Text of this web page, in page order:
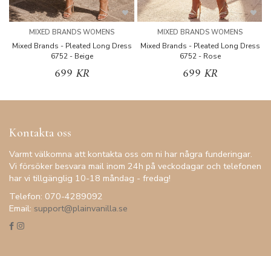
MIXED BRANDS WOMENS
Mixed Brands - Pleated Long Dress
6752 - Beige
699 KR
MIXED BRANDS WOMENS
Mixed Brands - Pleated Long Dress
6752 - Rose
699 KR
Kontakta oss
Varmt välkomna att kontakta oss om ni har några funderingar.
Vi försöker besvara mail inom 24h på veckodagar och telefonen
har vi tillgänglig 10-18 måndag - fredag!
Telefon: 070-4289092
Email: support@plainvanilla.se